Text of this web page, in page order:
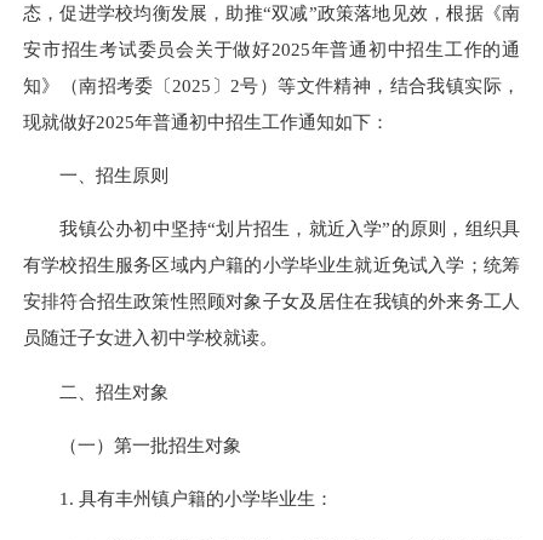
态，促进学校均衡发展，助推“双减”政策落地见效，根据《南
安市招生考试委员会关于做好2025年普通初中招生工作的通
知》（南招考委〔2025〕2号）等文件精神，结合我镇实际，
现就做好2025年普通初中招生工作通知如下：
一、招生原则
我镇公办初中坚持“划片招生，就近入学”的原则，组织具
有学校招生服务区域内户籍的小学毕业生就近免试入学；统筹
安排符合招生政策性照顾对象子女及居住在我镇的外来务工人
员随迁子女进入初中学校就读。
二、招生对象
（一）第一批招生对象
1. 具有丰州镇户籍的小学毕业生：